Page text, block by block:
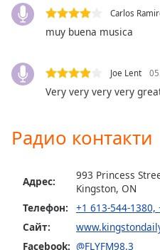
Caption
Area
Color
Font
Style
Carlos
muy buena musica
Joe Lent
Very very very very
Радио контакти
Адрес:
993 Princess
Kingston, ON
Телефон:
+1 613-544-1380,
Сайт:
Facebook: @FLYFM98.3